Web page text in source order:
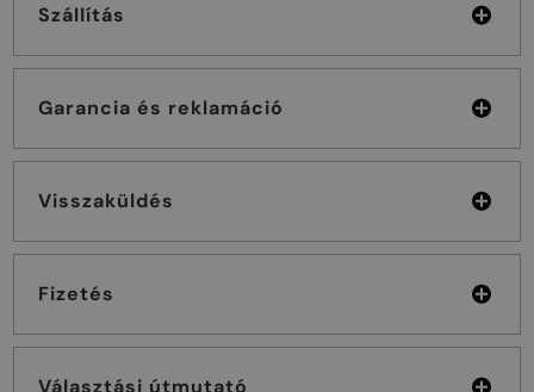
Szállítás
Garancia és reklamáció
Visszaküldés
Fizetés
Választási útmutató